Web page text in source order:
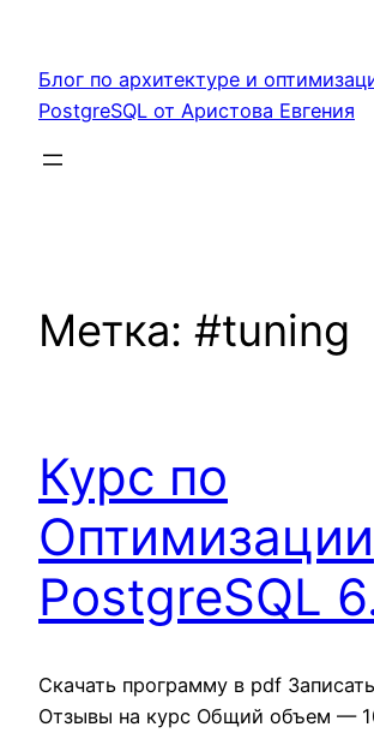
содержимому
Блог по архитектуре и
PostgreSQL от Аристова Евгения
Метка: #tuning
Курс по
Оптимизации
PostgreSQL
Скачать программу в pdf
Отзывы на курс Общий объем —